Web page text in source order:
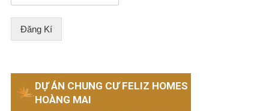
Đăng Kí
DỰ ÁN CHUNG CƯ FELIZ HOMES
HOÀNG MAI